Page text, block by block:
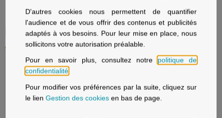
D'autres cookies nous permettent de quantifier
l'audience et de vous offrir des contenus et publicités
adaptés à vos besoins. Pour leur mise en place, nous
sollicitons votre autorisation préalable.
Pour en savoir plus, consultez notre politique de
confidentialité
Pour modifier vos préférences par la suite, cliquez sur
le lienGestion des cookies en bas de page.
Découvrez nos offres